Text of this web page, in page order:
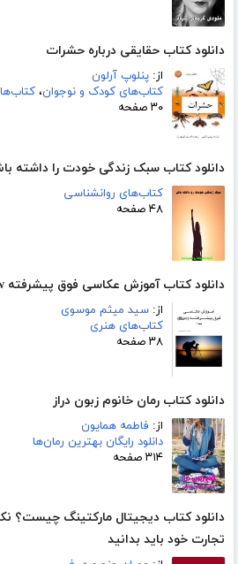
دانلود کتاب حقایقی درباره حشرات
از: پنلوپ آرلون
کتاب‌های کودک و نوجوان،
۳۰ صفحه
دانلود کتاب سبک زندگی خودت را داشته
کتاب‌های روانشناسی
۴۸ صفحه
دانلود کتاب آموزش عکاسی فوق پیشرفته Raw - جلد 3
از: سید میثم موسوی
کتاب‌های هنری
۳۸ صفحه
دانلود کتاب رمان خانوم زبون دراز
از: فاطمه همایون
دانلود رایگان بهترین رمان‌ها
۳۱۴ صفحه
دانلود کتاب دیجیتال مارکتینگ چیست؟
تجارت خود باید بدانید